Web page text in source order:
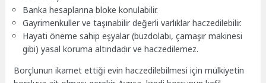
Banka hesaplarına bloke konulabilir.
Gayrimenkuller ve taşınabilir değerli varlıklar haczedilebilir.
Hayati öneme sahip eşyalar (buzdolabı, çamaşır makinesi
gibi) yasal koruma altındadır ve haczedilemez.
Borçlunun ikamet ettiği evin haczedilebilmesi için mülkiyetin